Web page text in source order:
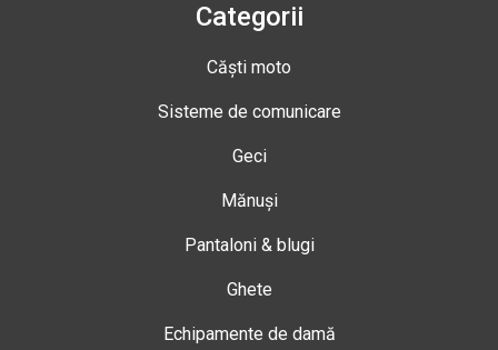
Categorii
Căști moto
Sisteme de comunicare
Geci
Mănuși
Pantaloni & blugi
Ghete
Echipamente de damă